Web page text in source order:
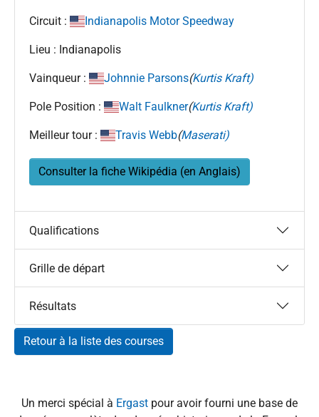
Circuit : Indianapolis Motor Speedway
Lieu : Indianapolis
Vainqueur : Johnnie Parsons(Kurtis Kraft)
Pole Position : Walt Faulkner(Kurtis Kraft)
Meilleur tour : Travis Webb(Maserati)
Consulter la fiche Wikipédia (en Anglais)
Qualifications
Grille de départ
Résultats
Retour à la liste des courses
Un merci spécial à Ergast pour avoir fourni une base de